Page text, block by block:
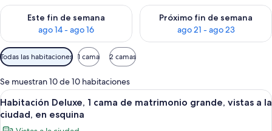
Este fin de semana
ago 14 - ago 16
Consulta la disponibilidad para este fin de semana, ago 14 -
Próximo fin de semana
ago 21 - ago 23
Consulta la disponibilidad
Filtros
disponibles
para
las
habitaciones
Todas las habitaciones 1 cama 2 camas
Se muestran 10 de 10 habitaciones
Abrir
todas
las
Una habitación moderna con
5
Habitación Deluxe, 1 cama de matrimonio grande, vistas a la
ciudad, en esquina